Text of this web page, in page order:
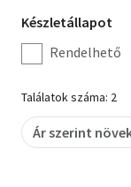
Hobbi, szabadidő
Irodalom
Művészet
Szakkönyv
Készletállapot
szűrés
Készletállapot
Rendelhető
Találatok száma: 2
Ár szerint